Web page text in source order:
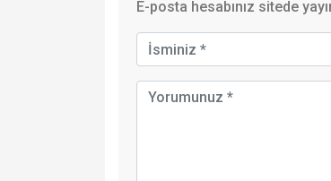
E-posta hesabınız sitede